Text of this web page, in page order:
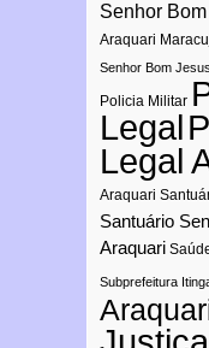
Senhor
Araquari
Senhor Bom Jesus
Policia Militar
Legal
Legal
Araquari
Santuário
Araquari
Subprefeitura